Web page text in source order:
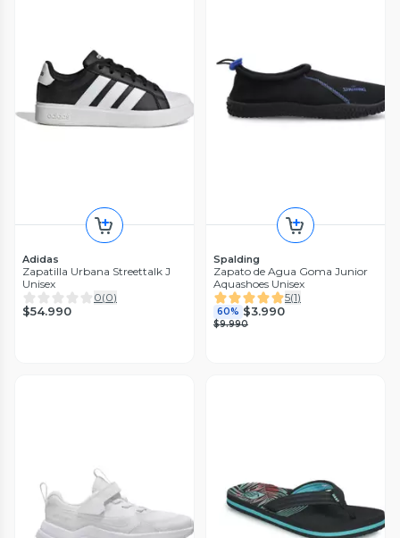
Adidas
Zapatilla Urbana Streettalk J
Unisex
0(0)
$54.990
Spalding
Zapato de Agua Goma Junior
Aquashoes Unisex
5(1)
60% $3.990
$9.990